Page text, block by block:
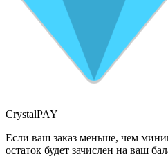
CrystalPAY
Если ваш заказ меньше, чем
остаток будет зачислен на ваш